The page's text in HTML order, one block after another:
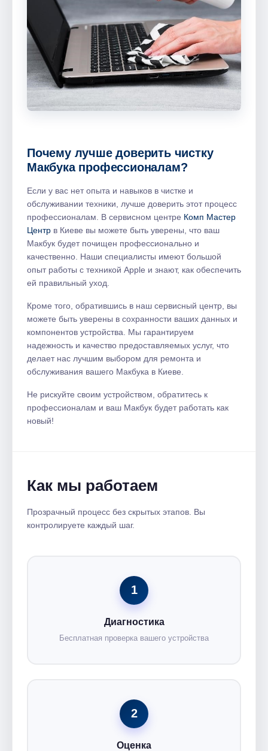
Почему лучше доверить чистку
Макбука профессионалам?
Если у вас нет опыта и навыков в чистке и
обслуживании техники, лучше доверить этот процесс
профессионалам. В сервисном центре Комп Мастер
Центр в Киеве вы можете быть уверены, что ваш
Макбук будет почищен профессионально и
качественно. Наши специалисты имеют большой
опыт работы с техникой Apple и знают, как обеспечить
ей правильный уход.
Кроме того, обратившись в наш сервисный центр, вы
можете быть уверены в сохранности ваших данных и
компонентов устройства. Мы гарантируем
надежность и качество предоставляемых услуг, что
делает нас лучшим выбором для ремонта и
обслуживания вашего Макбука в Киеве.
Не рискуйте своим устройством, обратитесь к
профессионалам и ваш Макбук будет работать как
новый!
Как мы работаем
Прозрачный процесс без скрытых этапов. Вы
контролируете каждый шаг.
1
Диагностика
Бесплатная проверка вашего устройства
2
Оценка